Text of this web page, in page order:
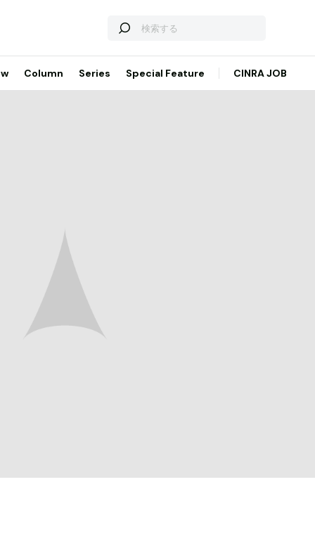
Column Series Special Feature CINRA JOB